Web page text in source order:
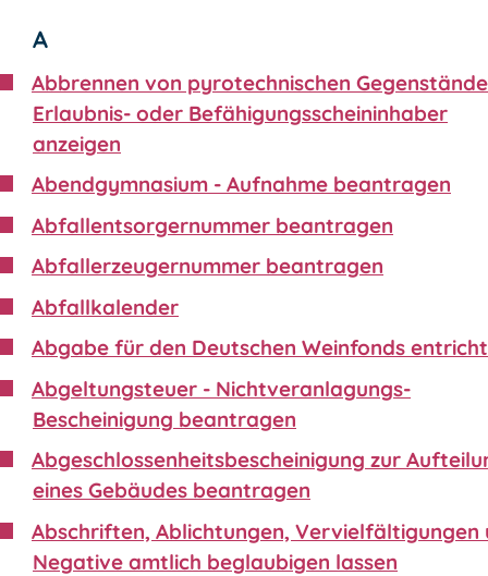
A
Abbrennen von pyrotechnischen
Erlaubnis- oder Befähigungsscheininhaber
anzeigen
Abendgymnasium - Aufnahme beantragen
Abfallentsorgernummer beantragen
Abfallerzeugernummer beantragen
Abfallkalender
Abgabe für den Deutschen Weinfonds
Abgeltungsteuer - Nichtveranlagungs-
Bescheinigung beantragen
Abgeschlossenheitsbescheinigung zur
eines Gebäudes beantragen
Abschriften, Ablichtungen, Vervielfältigungen
Negative amtlich beglaubigen lassen